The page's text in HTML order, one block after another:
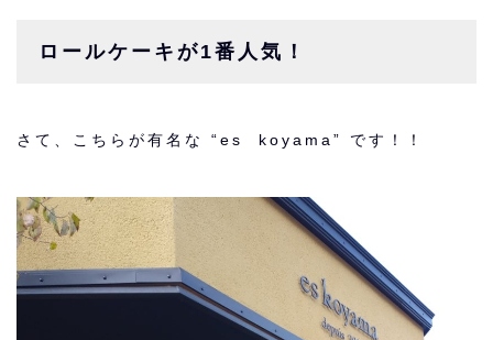
ロールケーキが1番人気！
さて、こちらが有名な “es koyama” です！！